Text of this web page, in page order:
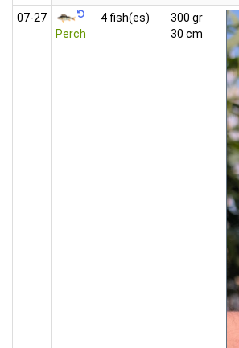
07‑27
Perch
4 fish(es)
300 gr
30 cm